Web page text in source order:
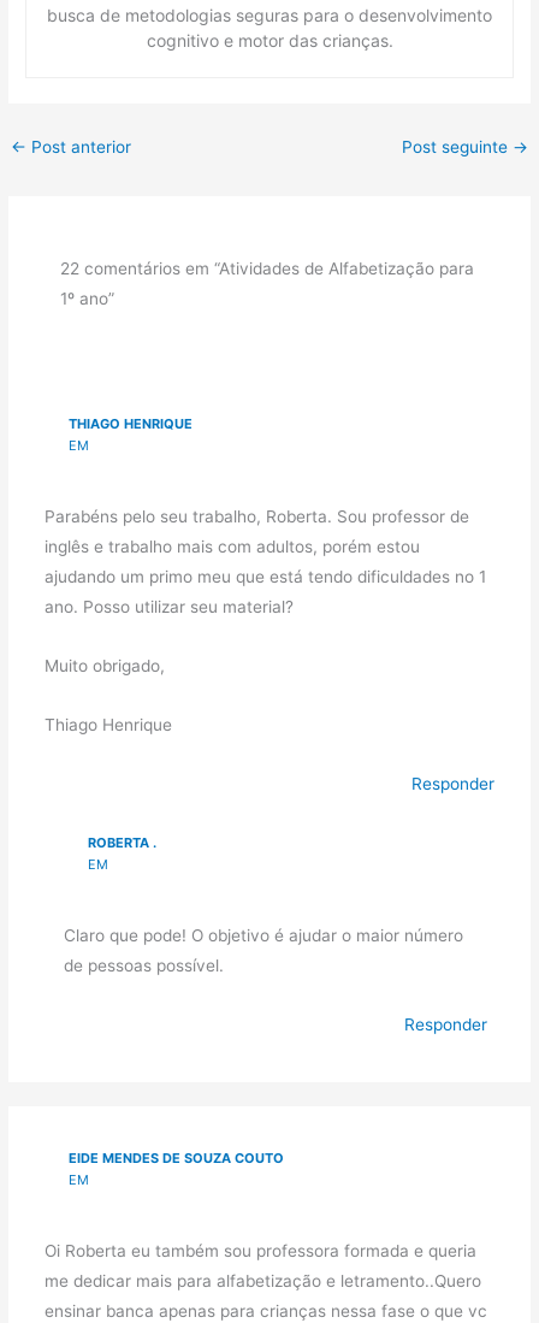
busca de metodologias seguras para o desenvolvimento
cognitivo e motor das crianças.
← Post anterior Post seguinte →
22 comentários em “Atividades de Alfabetização para
1º ano”
THIAGO HENRIQUE
EM
Parabéns pelo seu trabalho, Roberta. Sou professor de
inglês e trabalho mais com adultos, porém estou
ajudando um primo meu que está tendo dificuldades no 1
ano. Posso utilizar seu material?
Muito obrigado,
Thiago Henrique
Responder
ROBERTA .
EM
Claro que pode! O objetivo é ajudar o maior número
de pessoas possível.
Responder
EIDE MENDES DE SOUZA COUTO
EM
Oi Roberta eu também sou professora formada e queria
me dedicar mais para alfabetização e letramento..Quero
ensinar banca apenas para crianças nessa fase o que vc